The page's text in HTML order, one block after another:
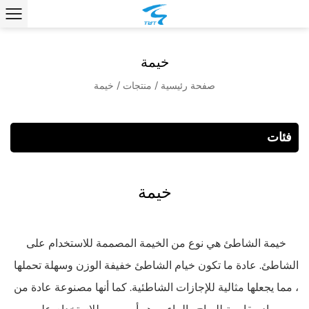
خيمة
صفحة رئيسية / منتجات / خيمة
فئات
خيمة
خيمة الشاطئ هي نوع من الخيمة المصممة للاستخدام على
الشاطئ. عادة ما تكون خيام الشاطئ خفيفة الوزن وسهلة تحملها
، مما يجعلها مثالية للإجازات الشاطئية. كما أنها مصنوعة عادة من